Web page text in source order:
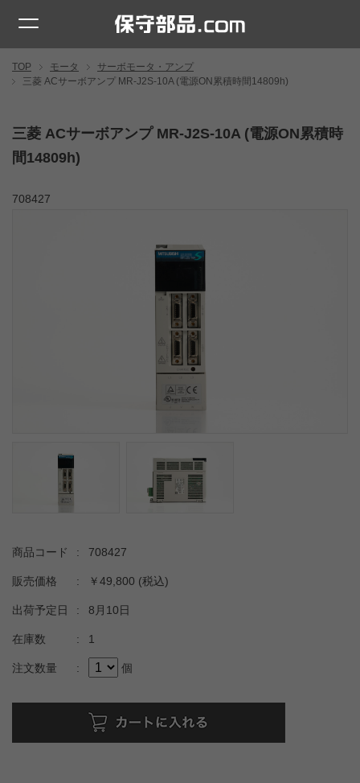
TOP モータ
サーボモータ・アンプ
三菱 ACサーボアンプ MR-J2S-10A (電源ON累積時間14809h)
三菱 ACサーボアンプ MR-J2S-10A (電源ON累積時
間14809h)
708427
商品コード : 708427
販売価格 : ￥49,800 (税込)
出荷予定日 : 8月10日
在庫数 : 1
注文数量 : 個